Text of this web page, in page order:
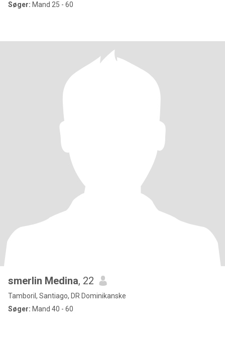
Søger: Mand 25 - 60
smerlin Medina, 22
Tamboril, Santiago, DR Dominikanske
Søger: Mand 40 - 60